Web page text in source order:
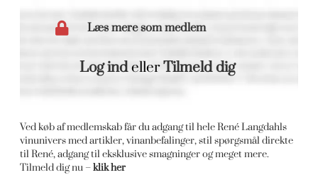
Læs mere som medlem
Log indellerTilmeld dig
Ved køb af medlemskab får du adgang til hele René Langdahls
vinunivers med artikler, vinanbefalinger, stil spørgsmål direkte
til René, adgang til eksklusive smagninger og meget mere.
Tilmeld dig nu –klik her